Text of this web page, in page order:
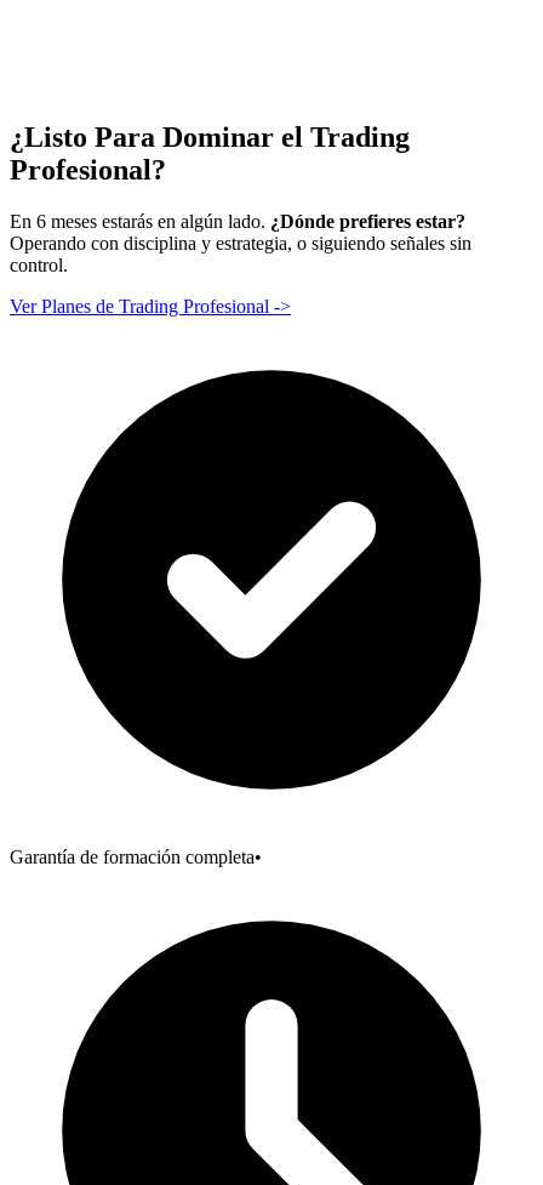
¿Listo Para Dominar el Trading
Profesional?
En 6 meses estarás en algún lado. ¿Dónde prefieres estar?
Operando con disciplina y estrategia, o siguiendo señales sin
control.
Ver Planes de Trading Profesional ->
Garantía de formación completa•